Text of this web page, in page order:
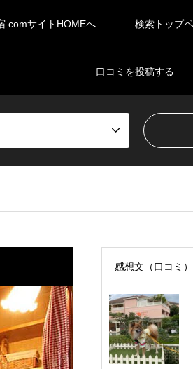
.comサイトHOMEへ 検索トップ
口コミを投稿する
感想文（口コミ）